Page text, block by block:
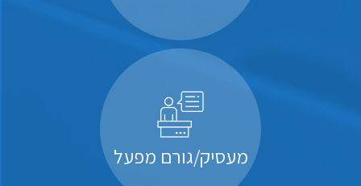
מעסיק/גורם מפעל